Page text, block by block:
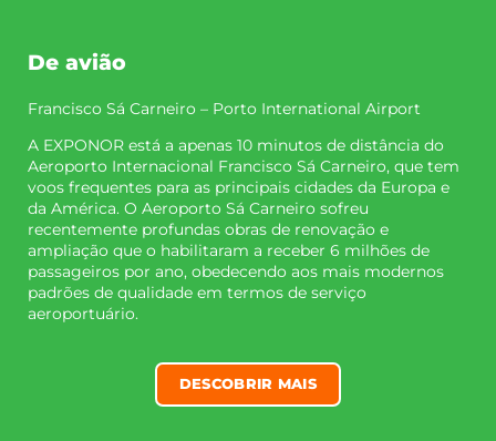
De avião
Francisco Sá Carneiro – Porto International Airport
A EXPONOR está a apenas 10 minutos de distância do
Aeroporto Internacional Francisco Sá Carneiro, que tem
voos frequentes para as principais cidades da Europa e
da América. O Aeroporto Sá Carneiro sofreu
recentemente profundas obras de renovação e
ampliação que o habilitaram a receber 6 milhões de
passageiros por ano, obedecendo aos mais modernos
padrões de qualidade em termos de serviço
aeroportuário.
DESCOBRIR MAIS